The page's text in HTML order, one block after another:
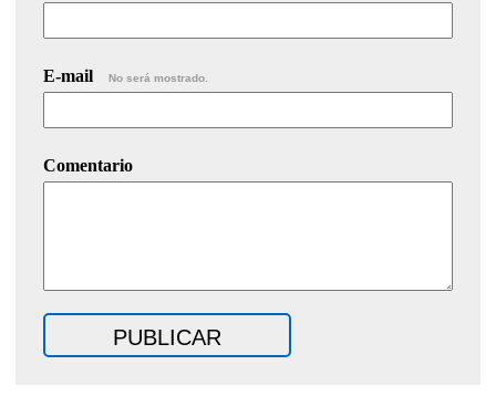
E-mail No será mostrado.
Comentario